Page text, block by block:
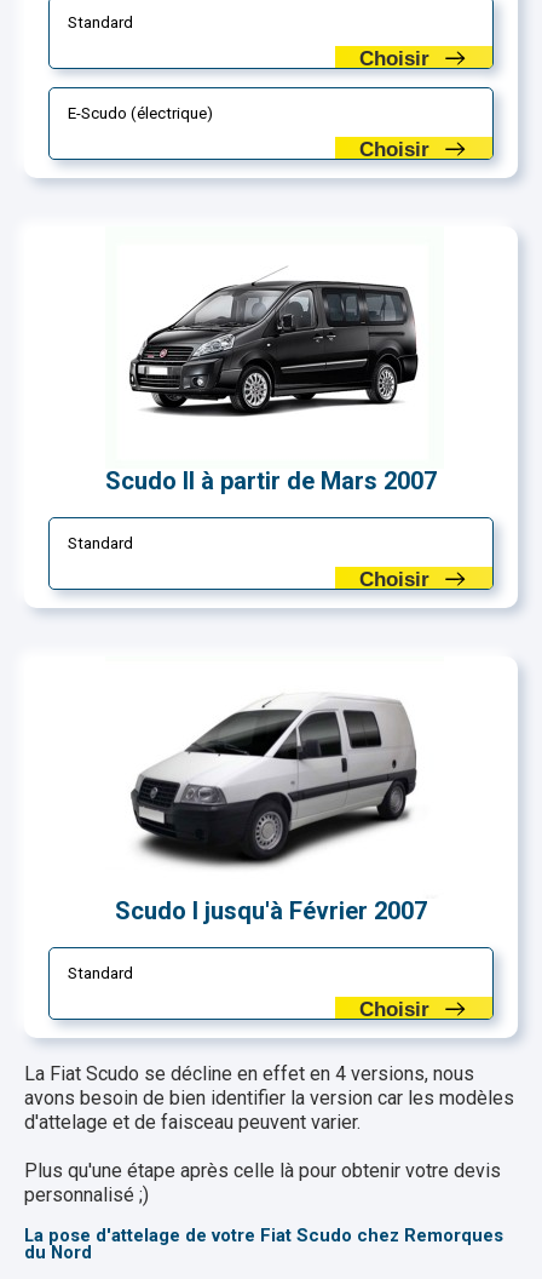
Standard
Choisir
E-Scudo (électrique)
Choisir
Scudo II à partir de Mars 2007
Standard
Choisir
Scudo I jusqu'à Février 2007
Standard
Choisir
La Fiat Scudo se décline en effet en 4 versions, nous
avons besoin de bien identifier la version car les modèles
d'attelage et de faisceau peuvent varier.
Plus qu'une étape après celle là pour obtenir votre devis
personnalisé ;)
La pose d'attelage de votre Fiat Scudo chez Remorques
du Nord